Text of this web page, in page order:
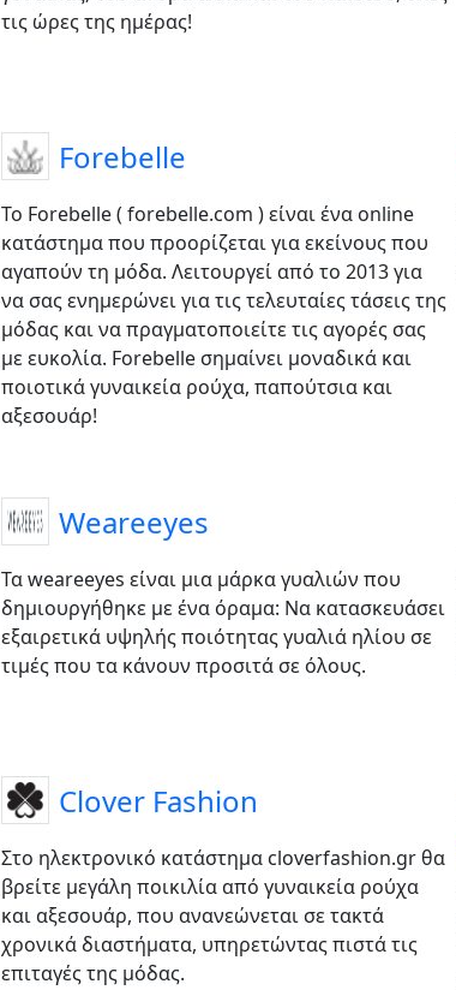
τις ώρες της ημέρας!
Forebelle
Το Forebelle ( forebelle.com ) είναι ένα online
κατάστημα που προορίζεται για εκείνους που
αγαπούν τη μόδα. Λειτουργεί από το 2013 για
να σας ενημερώνει για τις τελευταίες τάσεις της
μόδας και να πραγματοποιείτε τις αγορές σας
με ευκολία. Forebelle σημαίνει μοναδικά και
ποιοτικά γυναικεία ρούχα, παπούτσια και
αξεσουάρ!
Weareeyes
Τα weareeyes είναι μια μάρκα γυαλιών που
δημιουργήθηκε με ένα όραμα: Να κατασκευάσει
εξαιρετικά υψηλής ποιότητας γυαλιά ηλίου σε
τιμές που τα κάνουν προσιτά σε όλους.
Clover Fashion
Στο ηλεκτρονικό κατάστημα cloverfashion.gr θα
βρείτε μεγάλη ποικιλία από γυναικεία ρούχα
και αξεσουάρ, που ανανεώνεται σε τακτά
χρονικά διαστήματα, υπηρετώντας πιστά τις
επιταγές της μόδας.